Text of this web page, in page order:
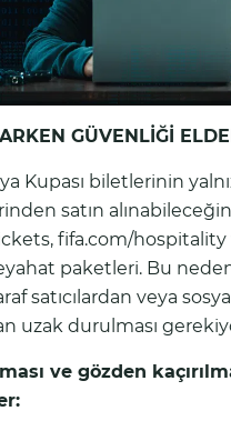
GÜVENLİĞİ
Kupası biletlerinin
satın
fifa.com/hospitality
paketleri. Bu
satıcılardan veya
uzak durulması
ve gözden